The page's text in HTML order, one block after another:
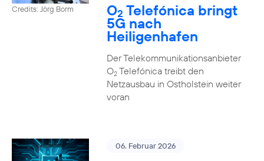
Credits: Jörg Borm O2 Telefónica bringt
5G nach
Heiligenhafen
Der Telekommunikationsanbieter
O2Telefónica treibt den
Netzausbau in Ostholstein weiter
voran
06. Februar 2026